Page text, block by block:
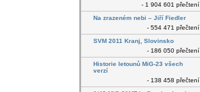
- 1 904 601 přečtení
Na zrazeném nebi – Jiří Fiedler
- 554 471 přečtení
SVM 2011 Kranj, Slovinsko
- 186 050 přečtení
Historie letounů MiG-23 všech
verzí
- 138 458 přečtení